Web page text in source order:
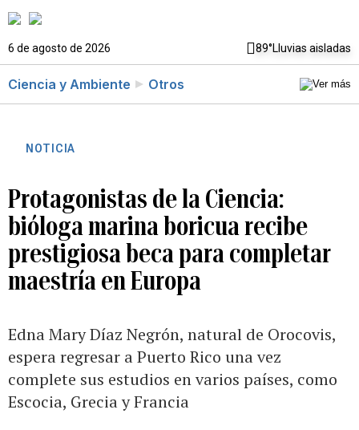
6 de agosto de 2026 89°Lluvias aisladas
Ciencia y Ambiente Otros
NOTICIA
Protagonistas de la Ciencia:
bióloga marina boricua recibe
prestigiosa beca para completar
maestría en Europa
Edna Mary Díaz Negrón, natural de Orocovis,
espera regresar a Puerto Rico una vez
complete sus estudios en varios países, como
Escocia, Grecia y Francia